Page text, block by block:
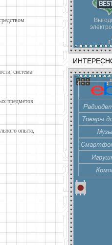
система
предметов
опыта,